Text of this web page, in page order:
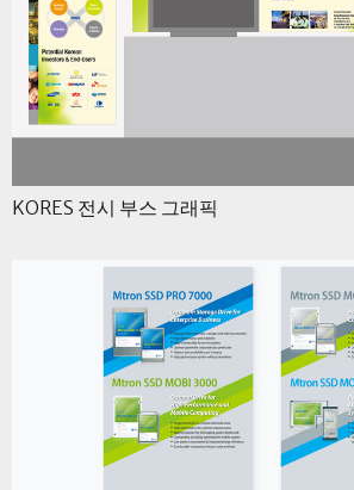
KORES 전시 부스 그래픽